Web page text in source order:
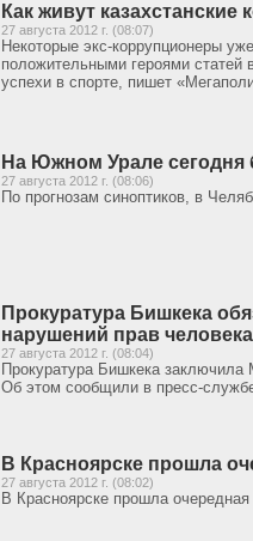
Как живут
27 августа 2012 г. (08:07)
Некоторые экс-коррупционеры
положительными героями статей
успехи в спорте, пишет
На Южном Урале сегодня
27 августа 2012 г. (08:06)
По прогнозам синоптиков, в
Прокуратура Бишкека
нарушений прав человека
27 августа 2012 г. (08:04)
Прокуратура Бишкека заключила
Об этом сообщили в пресс-
В Красноярске прошла
27 августа 2012 г. (08:02)
В Красноярске прошла